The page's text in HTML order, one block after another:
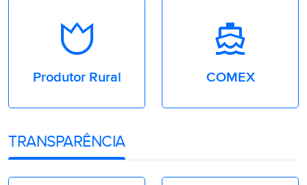
fertile
Produtor Rural
directions_boat
COMEX
TRANSPARÊNCIA